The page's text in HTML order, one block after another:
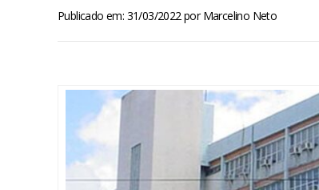
Publicado em: 31/03/2022porMarcelino Neto